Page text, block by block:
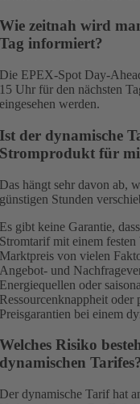
Wie zeitnah wird
Tag informiert?
Die EPEX-Spot Day-
15 Uhr für den nächsten
eingesehen werden.
Ist der dynamische
Stromprodukt für
Das hängt sehr davon ab,
günstigen Stunden
Es gibt keine Garantie,
Stromtarif mit einem
Marktpreis von vielen
Angebot- und
Energiequellen oder
Ressourcenknappheit
Preisgarantien bei einem
Welches Risiko
dynamischen
Der dynamische Tarif hat